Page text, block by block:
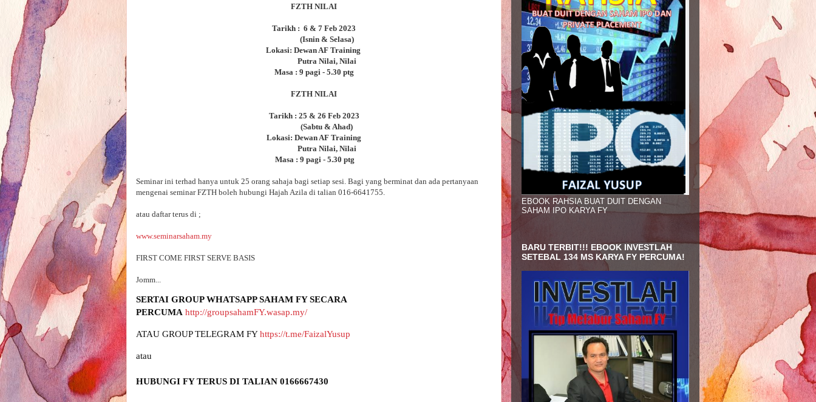
FZTH NILAI
Tarikh : 6 & 7 Feb 2023
(Isnin & Selasa)
Lokasi: Dewan AF Training
Putra Nilai, Nilai
Masa : 9 pagi - 5.30 ptg
FZTH NILAI
Tarikh : 25 & 26 Feb 2023
(Sabtu & Ahad)
Lokasi: Dewan AF Training
Putra Nilai, Nilai
Masa : 9 pagi - 5.30 ptg
Seminar ini terhad hanya untuk 25 orang sahaja bagi setiap sesi. Bagi yang berminat dan ada pertanyaan
mengenai seminar FZTH boleh hubungi Hajah Azila di talian 016-6641755.
atau daftar terus di ;
www.seminarsaham.my
FIRST COME FIRST SERVE BASIS
Jomm...
SERTAI GROUP WHATSAPP SAHAM FY SECARA
PERCUMA http://groupsahamFY.wasap.my/
ATAU GROUP TELEGRAM FY https://t.me/FaizalYusup
EBOOK RAHSIA BUAT DUIT DENGAN
SAHAM IPO KARYA FY
BARU TERBIT!!! EBOOK INVESTLAH
SETEBAL 134 MS KARYA FY PERCUMA!